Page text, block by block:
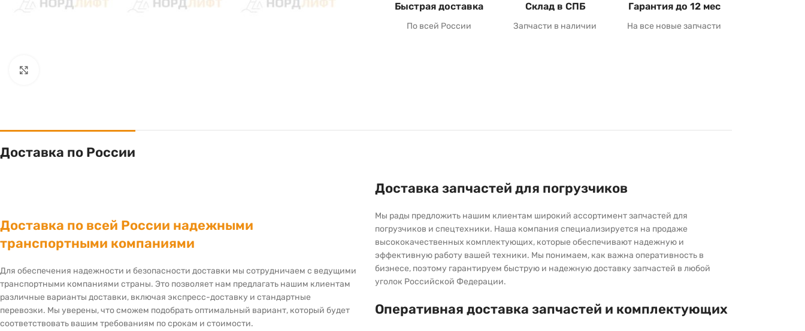
Быстрая доставка
По всей России
Склад в СПБ
Запчасти в наличии
Гарантия до 12 мес
На все новые запчасти
Доставка по России
Доставка по всей России надежными
транспортными компаниями
Для обеспечения надежности и безопасности доставки мы сотрудничаем с ведущими
транспортными компаниями страны. Это позволяет нам предлагать нашим клиентам
различные варианты доставки, включая экспресс-доставку и стандартные
перевозки. Мы уверены, что сможем подобрать оптимальный вариант, который будет
соответствовать вашим требованиям по срокам и стоимости.
Доставка запчастей для погрузчиков
Мы рады предложить нашим клиентам широкий ассортимент запчастей для
погрузчиков и спецтехники. Наша компания специализируется на продаже
высококачественных комплектующих, которые обеспечивают надежную и
эффективную работу вашей техники. Мы понимаем, как важна оперативность в
бизнесе, поэтому гарантируем быструю и надежную доставку запчастей в любой
уголок Российской Федерации.
Оперативная доставка запчастей и комплектующих